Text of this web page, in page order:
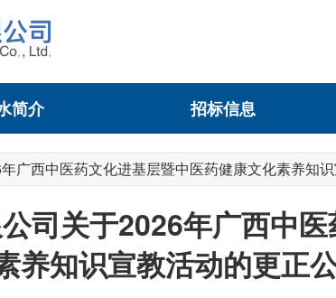
简介 招标信息
广西中医药文化进基层暨中医药健康文化素养知识
司关于2026年广西中
养知识宣教活动的更正